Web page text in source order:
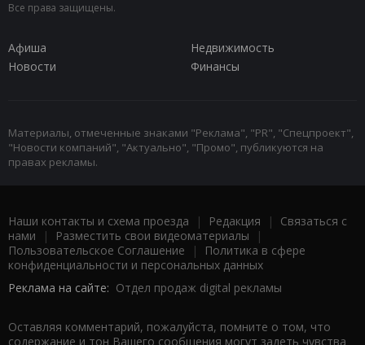
Все права защищены.
Афиша
Недвижимость
Новости
Финансы
Материалы, отмеченные знаками "Реклама", "PR", "Спецпроект",
"Новости компаний", "Актуально", "Промо", публикуются на
правах рекламы.
Наши контакты и схема проезда | Редакция | Связаться с
нами | Разместить свои видеоматериалы |
Пользовательское Соглашение |
Политика в сфере
конфиденциальности и персональных данных
Реклама на сайте: Отдел продаж digital рекламы
Оставляя комментарий, пожалуйста, помните о том, что
содержание и тон Вашего сообщения могут задеть чувства